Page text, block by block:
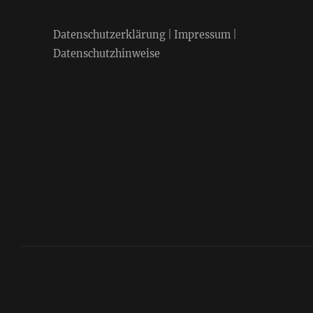
Datenschutzerklärung| Impressum|
Datenschutzhinweise